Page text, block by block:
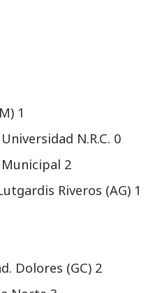
1
N.R.C. 0
2
Riveros (AG) 1
Dolores (GC) 2